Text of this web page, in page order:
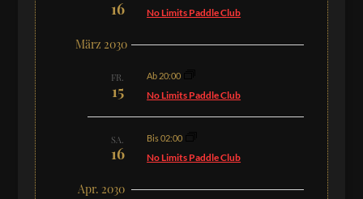
16 No Limits Paddle Club
März 2030
FR.
15
Ab 20:00
No Limits Paddle Club
SA.
16
Bis 02:00
No Limits Paddle Club
Apr. 2030